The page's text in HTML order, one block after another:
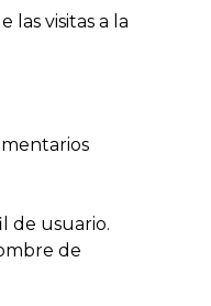
las visitas a la
de usuario.
de